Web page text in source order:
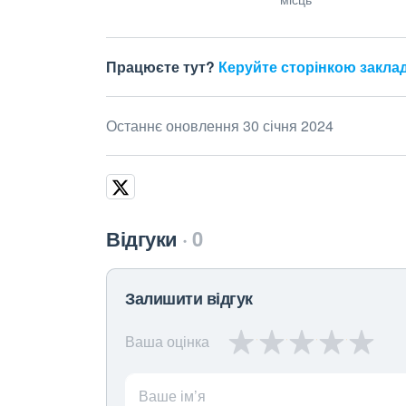
Працюєте тут? Керуйте сторінкою
Останнє оновлення 30 січня 2024
Відгуки 0
Залишити відгук
Ваша оцінка
Ваше ім’я